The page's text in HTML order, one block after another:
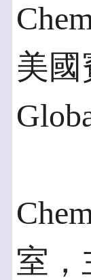
美國
室，